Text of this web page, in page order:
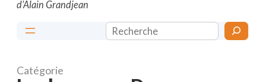
d’Alain Grandjean
Rechercher
Catégorie